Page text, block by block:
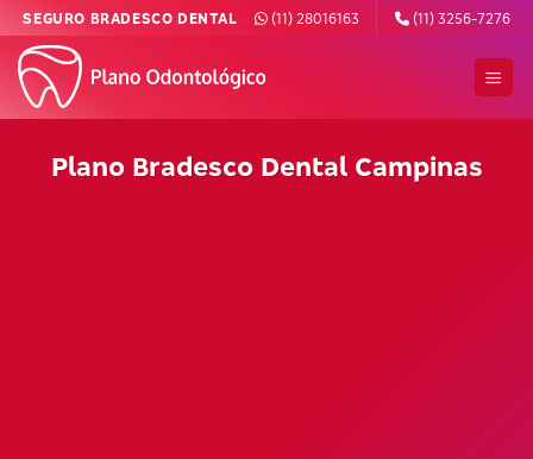
Skip
content
SEGURO BRADESCO DENTAL (11) 28016163 (11) 3256-7276
Plano Bradesco Dental Campinas